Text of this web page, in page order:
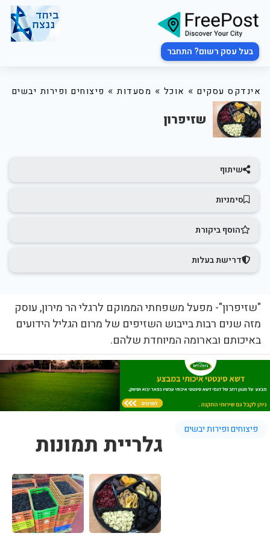
בעל עסק רשום? התחבר
אינדקס עסקים » אוכל » מסעדות » פיצוחים ופירות יבשים
שזיפרון
שיתוף
סימניות
הוסף ביקורת
דרישת בעלות
"שזיפרון"- מפעל משפחתי הממוקם לרגלי הר מירון, עוסק
מזה שנים רבות בייבוש השזיפים של מרום הגליל הידועים
באיכותם ובארומה המיוחדת שלהם.
פיצוחים ופירות יבשים
גלריית תמונות